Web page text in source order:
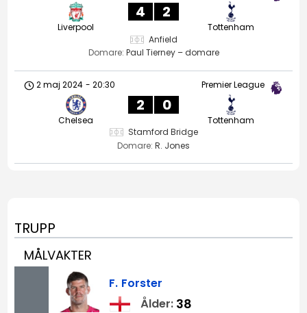
Liverpool
4 2
Tottenham
Anfield
Domare: Paul Tierney – domare
Premier League
2 maj 2024 - 20:30
Chelsea
2 0
Tottenham
Stamford Bridge
Domare: R. Jones
TRUPP
MÅLVAKTER
F. Forster
Ålder: 38